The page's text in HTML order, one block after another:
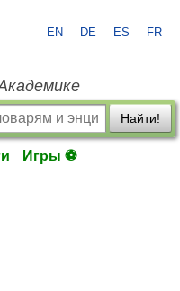
EN DE ES FR
Найти!
Игры ⚽